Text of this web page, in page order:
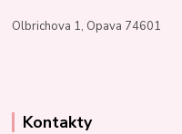
Olbrichova 1, Opava 74601
Kontakty